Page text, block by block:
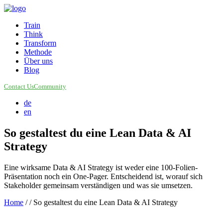
Train
Think
Transform
Methode
Über uns
Blog
Contact UsCommunity
de
en
So gestaltest du eine Lean Data & AI
Strategy
Eine wirksame Data & AI Strategy ist weder eine 100-Folien-
Präsentation noch ein One-Pager. Entscheidend ist, worauf sich
Stakeholder gemeinsam verständigen und was sie umsetzen.
Home // So gestaltest du eine Lean Data & AI Strategy